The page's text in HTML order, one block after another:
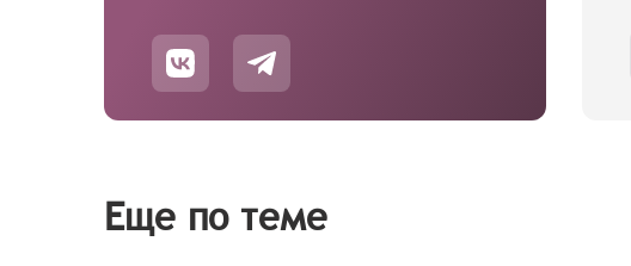
Еще по теме